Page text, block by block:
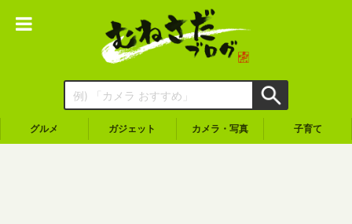
グルメ ガジェット カメラ・写真 子育て